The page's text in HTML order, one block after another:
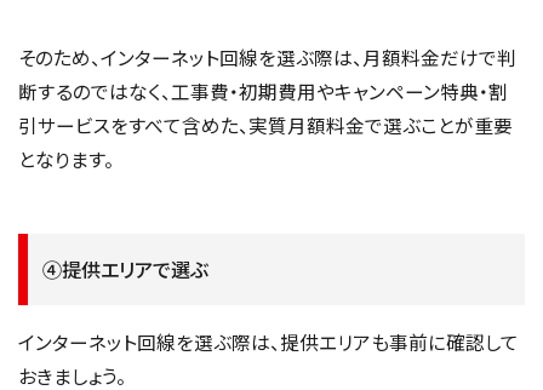
そのため、インターネット回線を選ぶ際は、月額料金だけで判
断するのではなく、工事費・初期費用やキャンペーン特典・割
引サービスをすべて含めた、実質月額料金で選ぶことが重要
となります。
④提供エリアで選ぶ
インターネット回線を選ぶ際は、提供エリアも事前に確認して
おきましょう。